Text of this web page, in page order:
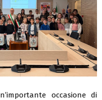
occasione di